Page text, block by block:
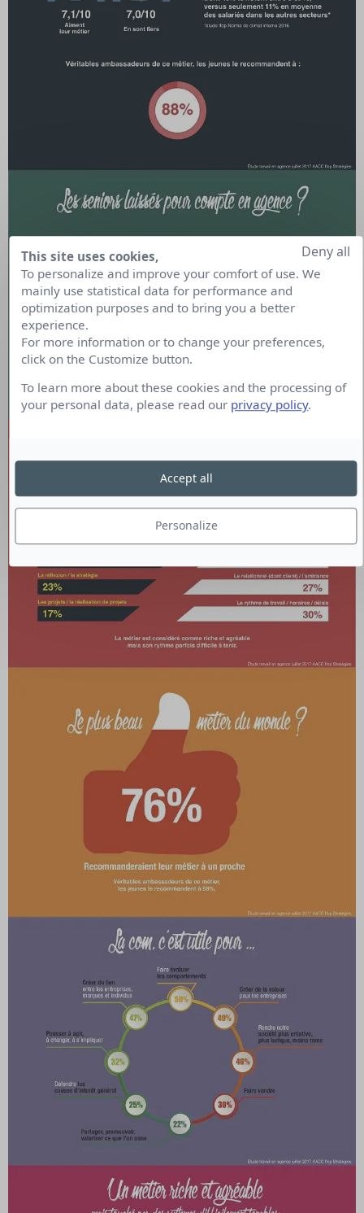
This site uses cookies,
To personalize and improve your comfort of use. We
mainly use statistical data for performance and
optimization purposes and to bring you a better
experience.
For more information or to change your preferences,
click on the Customize button.
To learn more about these cookies and the processing of
your personal data, please read our privacy policy.
Personalize
Deny all
Accept all